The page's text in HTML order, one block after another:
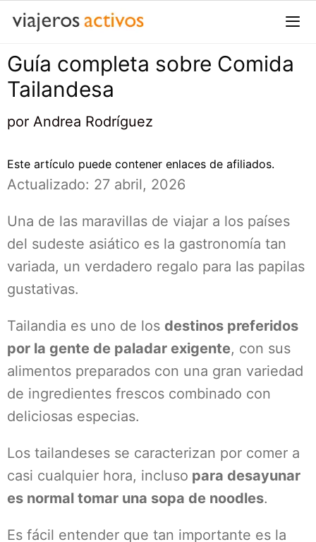
Saltar
contenido
Guía completa sobre Comida
Tailandesa
por Andrea Rodríguez
Este artículo puede contener enlaces de afiliados.
Actualizado: 27 abril, 2026
Una de las maravillas de viajar a los países
del sudeste asiático es la gastronomía tan
variada, un verdadero regalo para las papilas
gustativas.
Tailandia es uno de los destinos preferidos
por la gente de paladar exigente, con sus
alimentos preparados con una gran variedad
de ingredientes frescos combinado con
deliciosas especias.
Los tailandeses se caracterizan por comer a
casi cualquier hora, incluso para desayunar
es normal tomar una sopa de noodles.
Es fácil entender que tan importante es la